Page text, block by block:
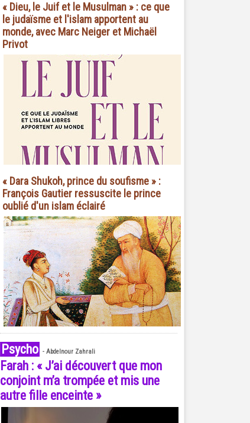
« Dieu, le Juif et le Musulman » : ce que
le judaïsme et l'islam apportent au
monde, avec Marc Neiger et Michaël
Privot
« Dara Shukoh, prince du soufisme » :
François Gautier ressuscite le prince
oublié d'un islam éclairé
Psycho - Abdelnour Zahrali
Farah : « J’ai découvert que mon
conjoint m’a trompée et mis une
autre fille enceinte »